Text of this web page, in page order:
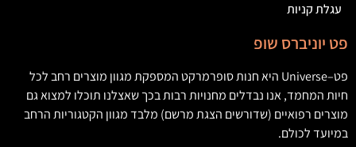
עגלת קניות
פט יוניברס שופ
פט–
Universe היא חנות סופרמרקט המספקת מגוון מוצרים רחב לכל
חיות המחמד,אנו נבדלים מחנויות רבות בכך שאצלנו תוכלו למצוא גם
מוצרים רפואיים (שדורשים הצגת מרשם) מלבד מגוון הקטגוריות הרחב
במיועד לכולם.